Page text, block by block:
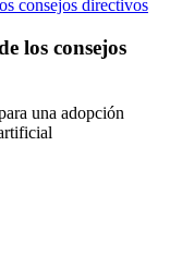
consejos directivos
los consejos
una adopción